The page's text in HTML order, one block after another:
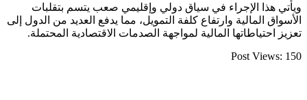
ويأتي هذا الإجراء في سياق دولي وإقليمي صعب يتسم بتقلبات
الأسواق المالية وارتفاع كلفة التمويل، مما يدفع العديد من الدول إلى
تعزيز احتياطاتها المالية لمواجهة الصدمات الاقتصادية المحتملة.
Post Views: 150